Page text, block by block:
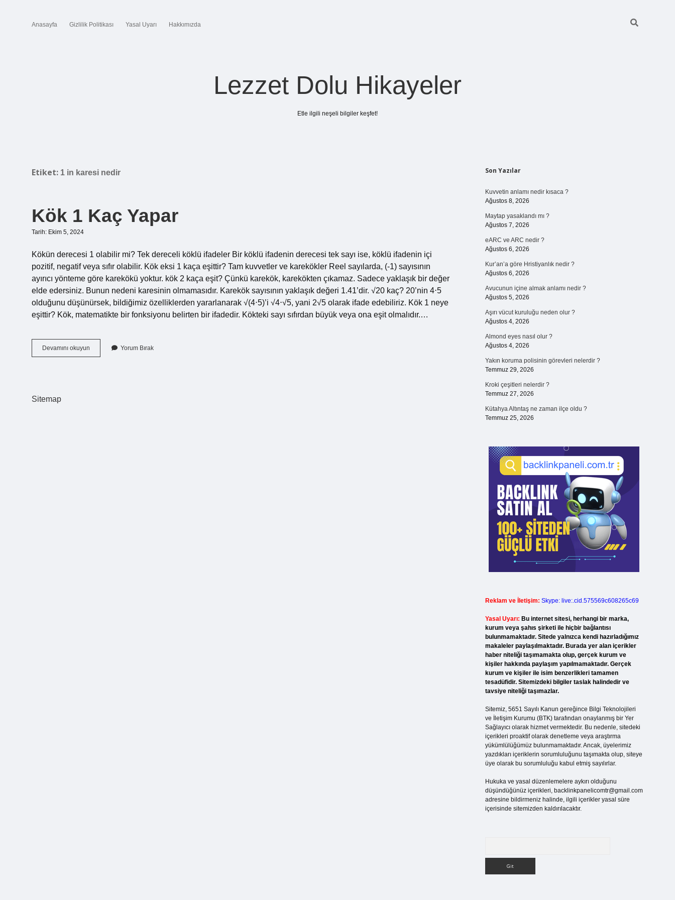
Anasayfa Gizlilik Politikası Yasal Uyarı Hakkımızda
Lezzet Dolu Hikayeler
Etle ilgili neşeli bilgiler keşfet!
Etiket: 1 in karesi nedir
Kök 1 Kaç Yapar
Tarih: Ekim 5, 2024
Kökün derecesi 1 olabilir mi? Tek dereceli köklü ifadeler Bir köklü ifadenin derecesi tek sayı ise, köklü ifadenin içi
pozitif, negatif veya sıfır olabilir. Kök eksi 1 kaça eşittir? Tam kuvvetler ve karekökler Reel sayılarda, (-1) sayısının
ayırıcı yönteme göre karekökü yoktur. kök 2 kaça eşit? Çünkü karekök, karekökten çıkamaz. Sadece yaklaşık bir değer
elde edersiniz. Bunun nedeni karesinin olmamasıdır. Karekök sayısının yaklaşık değeri 1.41’dir. √20 kaç? 20’nin 4⋅5
olduğunu düşünürsek, bildiğimiz özelliklerden yararlanarak √(4⋅5)’i √4⋅√5, yani 2√5 olarak ifade edebiliriz. Kök 1 neye
eşittir? Kök, matematikte bir fonksiyonu belirten bir ifadedir. Kökteki sayı sıfırdan büyük veya ona eşit olmalıdır.…
Devamını okuyun
1
Yorum Bırak
Sitemap
Sidebar
Son Yazılar
Kuvvetin anlamı nedir kısaca ?
Ağustos 8, 2026
Maytap yasaklandı mı ?
Ağustos 7, 2026
eARC ve ARC nedir ?
Ağustos 6, 2026
Kur’an’a göre Hristiyanlık nedir ?
Ağustos 6, 2026
Avucunun içine almak anlamı nedir ?
Ağustos 5, 2026
Aşırı vücut kuruluğu neden olur ?
Ağustos 4, 2026
Almond eyes nasıl olur ?
Ağustos 4, 2026
Yakın koruma polisinin görevleri nelerdir ?
Temmuz 29, 2026
Kroki çeşitleri nelerdir ?
Temmuz 27, 2026
Kütahya Altıntaş ne zaman ilçe oldu ?
Temmuz 25, 2026
Reklam ve İletişim: Skype: live:.cid.575569c608265c69
Yasal Uyarı: Bu internet sitesi, herhangi bir marka,
kurum veya şahıs şirketi ile hiçbir bağlantısı
bulunmamaktadır. Sitede yalnızca kendi hazırladığımız
makaleler paylaşılmaktadır. Burada yer alan içerikler
haber niteliği taşımamakta olup, gerçek kurum ve
kişiler hakkında paylaşım yapılmamaktadır. Gerçek
kurum ve kişiler ile isim benzerlikleri tamamen
tesadüfidir. Sitemizdeki bilgiler taslak halindedir ve
tavsiye niteliği taşımazlar.
Sitemiz, 5651 Sayılı Kanun gereğince Bilgi Teknolojileri
ve İletişim Kurumu (BTK) tarafından onaylanmış bir Yer
Sağlayıcı olarak hizmet vermektedir. Bu nedenle, sitedeki
içerikleri proaktif olarak denetleme veya araştırma
yükümlülüğümüz bulunmamaktadır. Ancak, üyelerimiz
yazdıkları içeriklerin sorumluluğunu taşımakta olup, siteye
üye olarak bu sorumluluğu kabul etmiş sayılırlar.
Hukuka ve yasal düzenlemelere aykırı olduğunu
düşündüğünüz içerikleri, backlinkpanelicomtr@gmail.com
adresine bildirmeniz halinde, ilgili içerikler yasal süre
içerisinde sitemizden kaldırılacaktır.